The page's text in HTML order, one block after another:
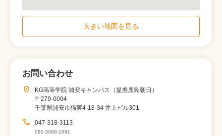
大きい地図を見る
お問い合わせ
location_on
KG高等学院 浦安キャンパス（提携鹿島朝日）
〒279-0004
千葉県浦安市猫実4-18-34 井上ビル301
call 047-318-3113
080-3089-1091